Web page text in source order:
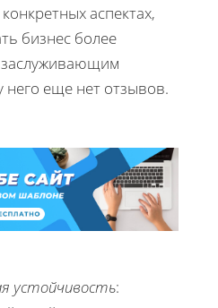
аспектах,
бизнес более
него еще нет отзывов.
устойчивость: